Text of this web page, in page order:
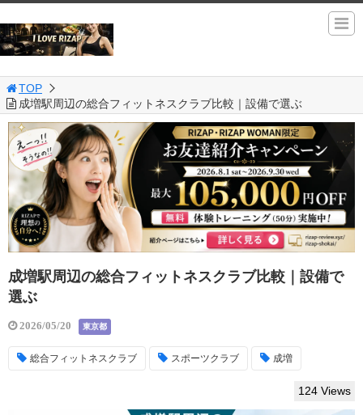
TOP
成増駅周辺の総合フィットネスクラブ比較｜設備で選ぶ
成増駅周辺の総合フィットネスクラブ比較｜設備で
選ぶ
2026/05/20 東京都
総合フィットネスクラブ スポーツクラブ 成増
124 Views